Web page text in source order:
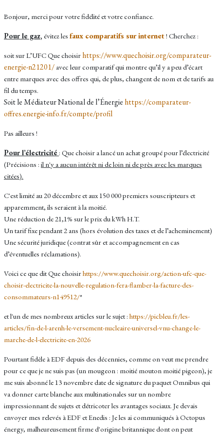
Bonjour, merci pour votre fidélité et votre confiance.
Pour le gaz, évitez les faux comparatifs sur internet! Cherchez :
soit sur L’UFC Que choisir https://www.quechoisir.org/comparateur-
energie-n21201/ avec leur comparatif qui montre qu’il y a peu d’écart
entre marques avec des offres qui, de plus, changent de nom et de tarifs au
fil du temps.
Soit le Médiateur National de l’Énergie https://comparateur-
offres.energie-info.fr/compte/profil
Pas ailleurs !
Pour l’électricité : Que choisir a lancé un achat groupé pour l’électricité
(Précisions : il n'y a aucun intérêt ni de loin ni de près avec les marques
citées).
C'est limité au 20 décembre et aux 150 000 premiers souscripteurs et
apparemment, ils seraient à la moitié.
Une réduction de 21,1% sur le prix du kWh H.T.
Un tarif fixe pendant 2 ans (hors évolution des taxes et de l’acheminement)
Une sécurité juridique (contrat sûr et accompagnement en cas
d’éventuelles réclamations).
Voici ce que dit Que choisirhttps://www.quechoisir.org/action-ufc-que-
choisir-electricite-la-nouvelle-regulation-fera-flamber-la-facture-des-
consommateurs-n149512/*
et l'un de mes nombreux articles sur le sujet : https://picbleu.fr/les-
articles/fin-de-l-arenh-le-versement-nucleaire-universel-vnu-change-le-
marche-de-l-electricite-en-2026
Pourtant fidèle à EDF depuis des décennies, comme on veut me prendre
pour ce que je ne suis pas (un mougeon : moitié mouton moitié pigeon), je
me suis abonné le 13 novembre date de signature du paquet Omnibus qui
va donner carte blanche aux multinationales sur un nombre
impressionnant de sujets et détricoter les avantages sociaux. Je devais
envoyer mes relevés à EDF et Enedis : Je les ai communiqués à Octopus
énergy, malheureusement firme d'origine britannique dont on peut